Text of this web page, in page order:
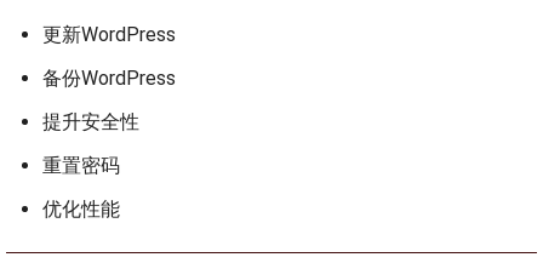
更新WordPress
备份WordPress
提升安全性
重置密码
优化性能